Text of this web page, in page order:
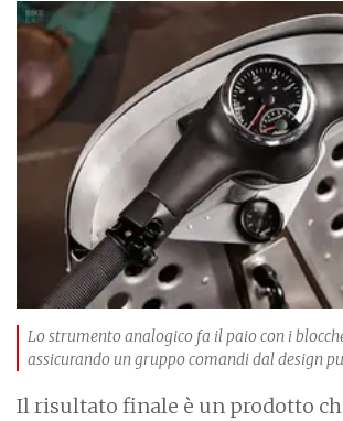
I
m
a
Lo strumento analogico fa il paio con i
assicurando un gruppo comandi dal design
Il risultato finale è un prodotto